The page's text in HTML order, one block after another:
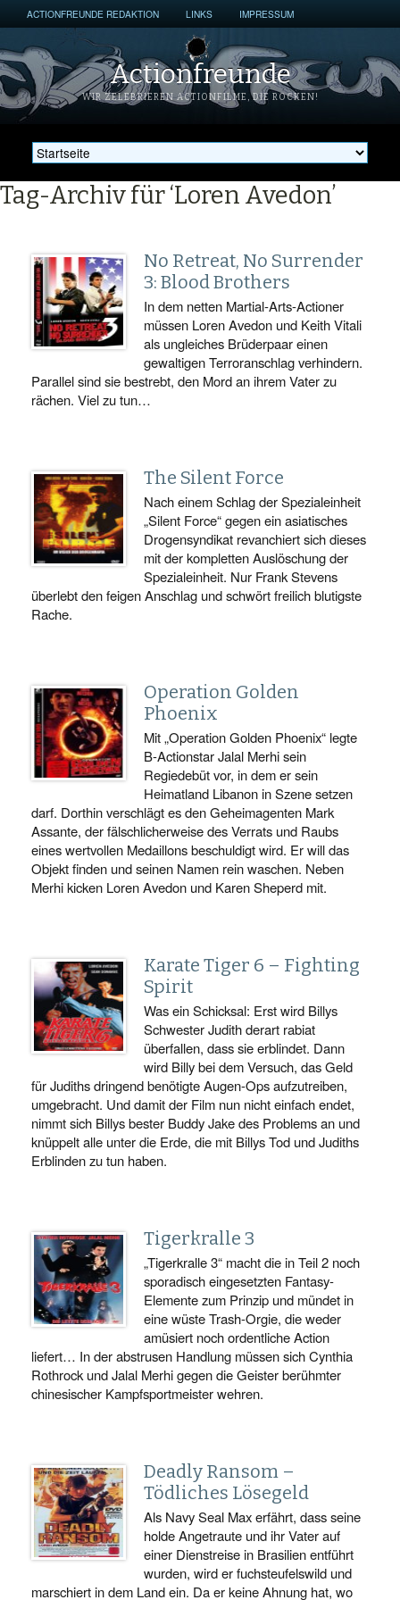
ACTIONFREUNDE REDAKTION LINKS IMPRESSUM
Actionfreunde
WIR ZELEBRIEREN ACTIONFILME, DIE ROCKEN!
Tag-Archiv für ‘Loren Avedon’
No Retreat, No Surrender
3: Blood Brothers
In dem netten Martial-Arts-Actioner
müssen Loren Avedon und Keith Vitali
als ungleiches Brüderpaar einen
gewaltigen Terroranschlag verhindern.
Parallel sind sie bestrebt, den Mord an ihrem Vater zu
rächen. Viel zu tun…
The Silent Force
Nach einem Schlag der Spezialeinheit
„Silent Force“ gegen ein asiatisches
Drogensyndikat revanchiert sich dieses
mit der kompletten Auslöschung der
Spezialeinheit. Nur Frank Stevens
überlebt den feigen Anschlag und schwört freilich blutigste
Rache.
Operation Golden
Phoenix
Mit „Operation Golden Phoenix“ legte
B-Actionstar Jalal Merhi sein
Regiedebüt vor, in dem er sein
Heimatland Libanon in Szene setzen
darf. Dorthin verschlägt es den Geheimagenten Mark
Assante, der fälschlicherweise des Verrats und Raubs
eines wertvollen Medaillons beschuldigt wird. Er will das
Objekt finden und seinen Namen rein waschen. Neben
Merhi kicken Loren Avedon und Karen Sheperd mit.
Karate Tiger 6 – Fighting
Spirit
Was ein Schicksal: Erst wird Billys
Schwester Judith derart rabiat
überfallen, dass sie erblindet. Dann
wird Billy bei dem Versuch, das Geld
für Judiths dringend benötigte Augen-Ops aufzutreiben,
umgebracht. Und damit der Film nun nicht einfach endet,
nimmt sich Billys bester Buddy Jake des Problems an und
knüppelt alle unter die Erde, die mit Billys Tod und Judiths
Erblinden zu tun haben.
Tigerkralle 3
„Tigerkralle 3“ macht die in Teil 2 noch
sporadisch eingesetzten Fantasy-
Elemente zum Prinzip und mündet in
eine wüste Trash-Orgie, die weder
amüsiert noch ordentliche Action
liefert… In der abstrusen Handlung müssen sich Cynthia
Rothrock und Jalal Merhi gegen die Geister berühmter
chinesischer Kampfsportmeister wehren.
Deadly Ransom –
Tödliches Lösegeld
Als Navy Seal Max erfährt, dass seine
holde Angetraute und ihr Vater auf
einer Dienstreise in Brasilien entführt
wurden, wird er fuchsteufelswild und
marschiert in dem Land ein. Da er keine Ahnung hat, wo